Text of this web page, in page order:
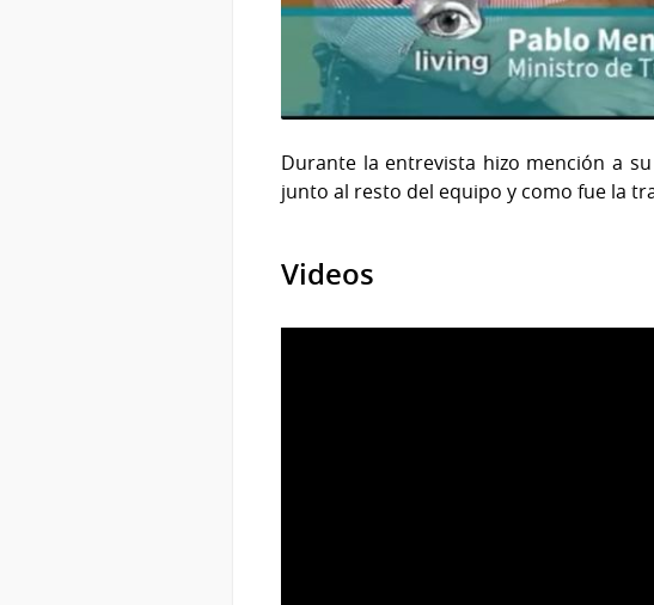
Durante la entrevista hizo mención a
junto al resto del equipo y como fue la
Videos